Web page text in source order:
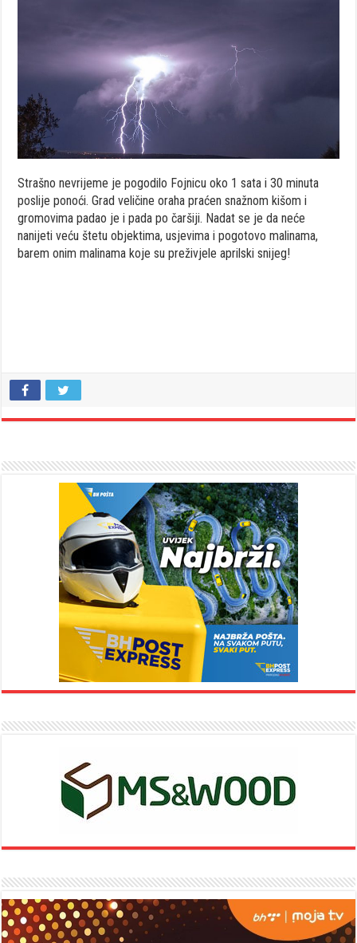
Strašno nevrijeme je pogodilo Fojnicu oko 1 sata i 30 minuta
poslije ponoći. Grad veličine oraha praćen snažnom kišom i
gromovima padao je i pada po čaršiji. Nadat se je da neće
nanijeti veću štetu objektima, usjevima i pogotovo malinama,
barem onim malinama koje su preživjele aprilski snijeg!